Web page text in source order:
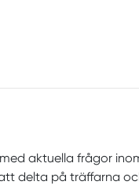
aktuella frågor
delta på träffarna